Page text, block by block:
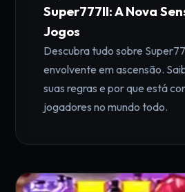
Super777II: A Nova
Jogos
Descubra tudo sobre
envolvente em ascensão.
suas regras e por que está
jogadores no mundo todo.